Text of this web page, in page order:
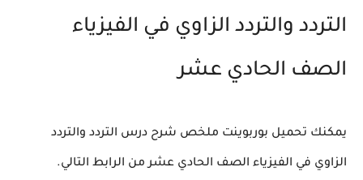
التردد والتردد الزاوي في الفيزياء
الصف الحادي عشر
يمكنك تحميل بوربوينت ملخص شرح درس التردد والتردد
الزاوي في الفيزياء الصف الحادي عشر من الرابط التالي.